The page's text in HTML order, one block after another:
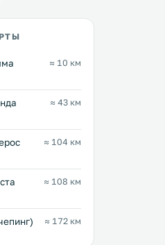
Apartment Gärdet
≈ 10 км
≈ 43 км
≈ 104 км
≈ 108 км
≈ 172 км